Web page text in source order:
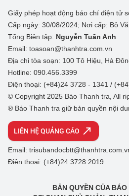
Giấy phép hoạt động báo chí điện tử
Cấp ngày: 30/08/2024; Nơi cấp: Bộ
Tổng Biên tập: Nguyễn Tuấn Anh
Email: toasoan@thanhtra.com.vn
Địa chỉ tòa soạn: 100 Tô Hiệu, Hà
Hotline: 090.456.3399
Điện thoại: (+84)24 3728 - 1341 /
© Copyright 2025 Báo Thanh tra, All
® Báo Thanh tra giữ bản quyền nội
LIÊN HỆ QUẢNG CÁO
Email:
Điện thoại: (+84)24 3728 2019
BẢN QUYỀN CỦA